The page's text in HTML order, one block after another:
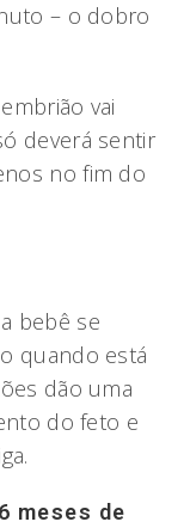
– o dobro
vai
deverá sentir
no fim do
bebê se
quando está
dão uma
do feto e
meses de